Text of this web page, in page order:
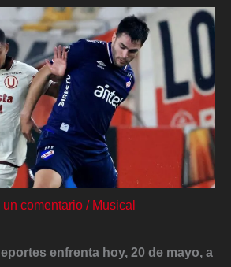
un comentario / Musical
enfrenta hoy, 20 de mayo, a